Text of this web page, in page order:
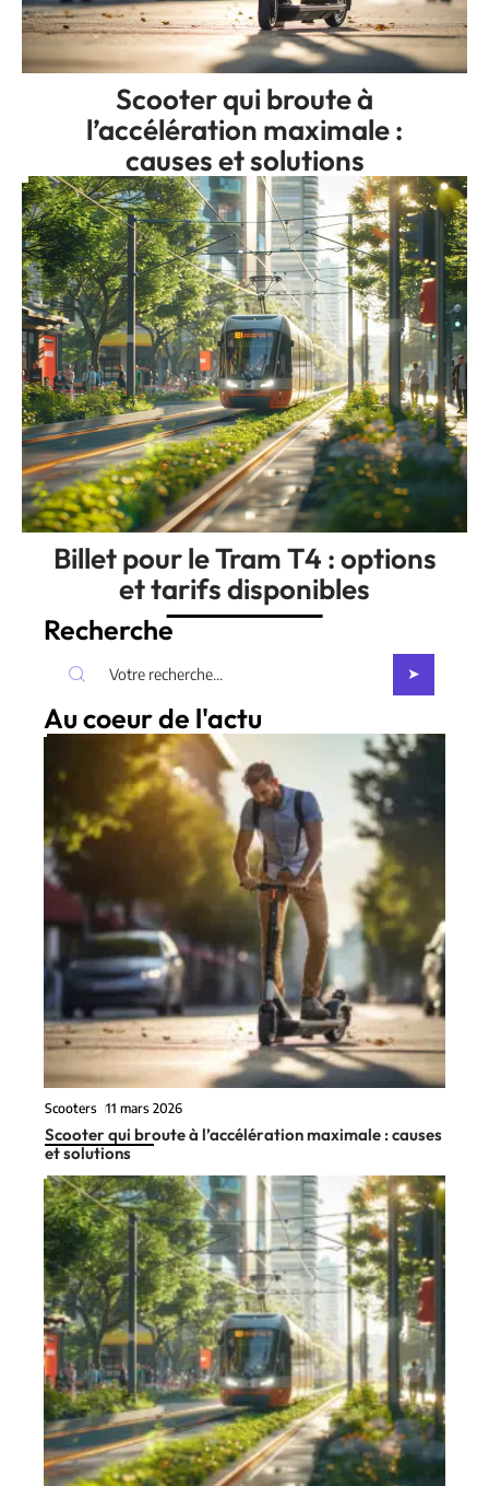
Scooter qui broute à
l’accélération maximale :
causes et solutions
Billet pour le Tram T4 : options
et tarifs disponibles
Recherche
Au coeur de l'actu
Scooters 11 mars 2026
Scooter qui broute à l’accélération maximale : causes
et solutions